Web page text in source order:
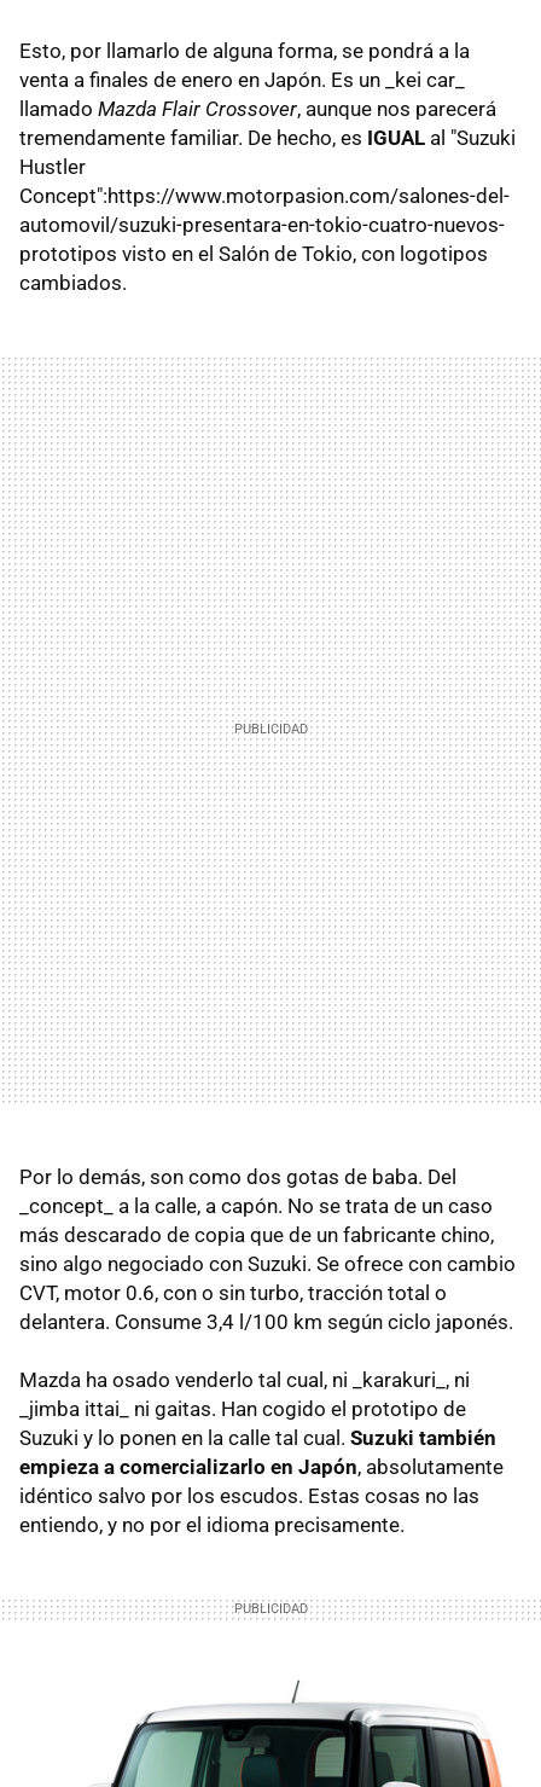
Esto, por llamarlo de alguna forma, se pondrá a la
venta a finales de enero en Japón. Es un _kei car_
llamado Mazda Flair Crossover, aunque nos parecerá
tremendamente familiar. De hecho, es IGUAL al "Suzuki
Hustler
Concept":https://www.motorpasion.com/salones-del-
automovil/suzuki-presentara-en-tokio-cuatro-nuevos-
prototipos visto en el Salón de Tokio, con logotipos
cambiados.
Por lo demás, son como dos gotas de baba. Del
_concept_ a la calle, a capón. No se trata de un caso
más descarado de copia que de un fabricante chino,
sino algo negociado con Suzuki. Se ofrece con cambio
CVT, motor 0.6, con o sin turbo, tracción total o
delantera. Consume 3,4 l/100 km según ciclo japonés.
Mazda ha osado venderlo tal cual, ni _karakuri_, ni
_jimba ittai_ ni gaitas. Han cogido el prototipo de
Suzuki y lo ponen en la calle tal cual. Suzuki también
empieza a comercializarlo en Japón, absolutamente
idéntico salvo por los escudos. Estas cosas no las
entiendo, y no por el idioma precisamente.